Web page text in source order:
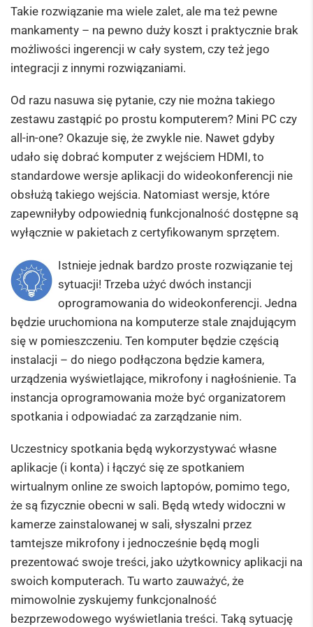
Takie rozwiązanie ma wiele zalet, ale ma też pewne
mankamenty – na pewno duży koszt i praktycznie brak
możliwości ingerencji w cały system, czy też jego
integracji z innymi rozwiązaniami.
Od razu nasuwa się pytanie, czy nie można takiego
zestawu zastąpić po prostu komputerem? Mini PC czy
all-in-one? Okazuje się, że zwykle nie. Nawet gdyby
udało się dobrać komputer z wejściem HDMI, to
standardowe wersje aplikacji do wideokonferencji nie
obsłużą takiego wejścia. Natomiast wersje, które
zapewniłyby odpowiednią funkcjonalność dostępne są
wyłącznie w pakietach z certyfikowanym sprzętem.
Istnieje jednak bardzo proste rozwiązanie tej
sytuacji! Trzeba użyć dwóch instancji
oprogramowania do wideokonferencji. Jedna
będzie uruchomiona na komputerze stale znajdującym
się w pomieszczeniu. Ten komputer będzie częścią
instalacji – do niego podłączona będzie kamera,
urządzenia wyświetlające, mikrofony i nagłośnienie. Ta
instancja oprogramowania może być organizatorem
spotkania i odpowiadać za zarządzanie nim.
Uczestnicy spotkania będą wykorzystywać własne
aplikacje (i konta) i łączyć się ze spotkaniem
wirtualnym online ze swoich laptopów, pomimo tego,
że są fizycznie obecni w sali. Będą wtedy widoczni w
kamerze zainstalowanej w sali, słyszalni przez
tamtejsze mikrofony i jednocześnie będą mogli
prezentować swoje treści, jako użytkownicy aplikacji na
swoich komputerach. Tu warto zauważyć, że
mimowolnie zyskujemy funkcjonalność
bezprzewodowego wyświetlania treści. Taką sytuację